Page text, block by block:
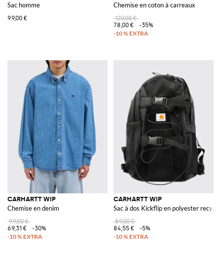
Sac homme
99,00 €
Chemise en coton à carreaux
120,00 €
78,00 €
-35%
CARHARTT WIP
Chemise en denim
99,00 €
69,31 €
-30%
CARHARTT WIP
Sac à dos Kickflip en polyester recyclé
89,00 €
84,55 €
-5%